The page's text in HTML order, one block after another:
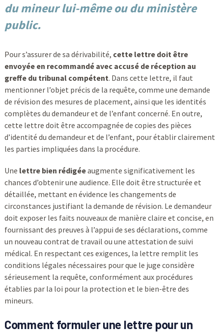
du mineur lui-même ou du ministère
public.
Pour s’assurer de sa dérivabilité, cette lettre doit être
envoyée en recommandé avec accusé de réception au
greffe du tribunal compétent. Dans cette lettre, il faut
mentionner l’objet précis de la requête, comme une demande
de révision des mesures de placement, ainsi que les identités
complètes du demandeur et de l’enfant concerné. En outre,
cette lettre doit être accompagnée de copies des pièces
d’identité du demandeur et de l’enfant, pour établir clairement
les parties impliquées dans la procédure.
Une lettre bien rédigéeaugmente significativement les
chances d’obtenir une audience. Elle doit être structurée et
détaillée, mettant en évidence les changements de
circonstances justifiant la demande de révision. Le demandeur
doit exposer les faits nouveaux de manière claire et concise, en
fournissant des preuves à l’appui de ses déclarations, comme
un nouveau contrat de travail ou une attestation de suivi
médical. En respectant ces exigences, la lettre remplit les
conditions légales nécessaires pour que le juge considère
sérieusement la requête, conformément aux procédures
établies par la loi pour la protection et le bien-être des
mineurs.
Comment formuler une lettre pour un